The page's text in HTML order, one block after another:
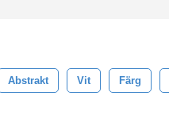
Abstrakt Vit Färg